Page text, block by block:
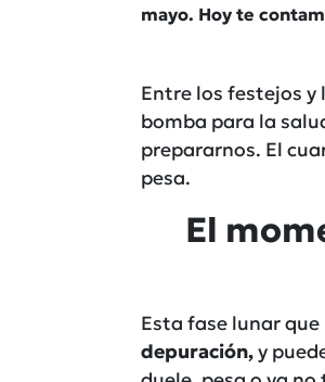
mayo. Hoy te
Entre los festejos y
bomba para la
prepararnos. El
pesa.
El
Esta fase lunar
depuración,y